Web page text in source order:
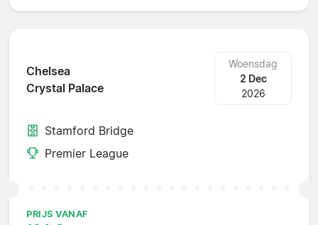
Chelsea
Crystal Palace
Woensdag
2 Dec
2026
Stamford Bridge
Premier League
PRIJS VANAF